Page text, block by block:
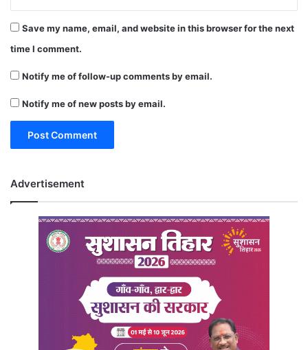
Save my name, email, and website in this browser for the next
time I comment.
Notify me of follow-up comments by email.
Notify me of new posts by email.
Advertisement